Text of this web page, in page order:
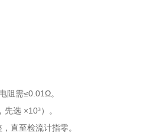
阻需≤0.01Ω。
选 ×10³）。
直至检流计指零。